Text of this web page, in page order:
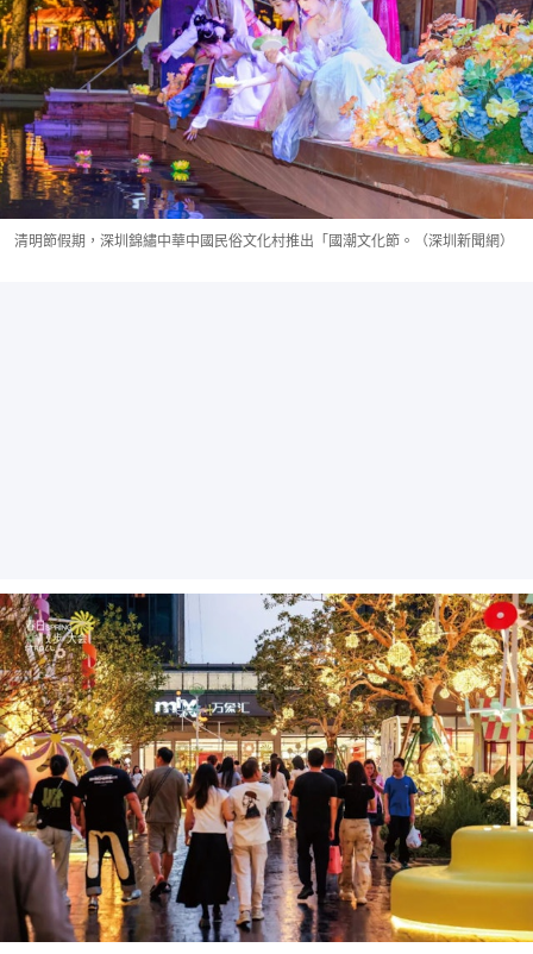
清明節假期，深圳錦繡中華中國民俗文化村推出「國潮文化節。（深圳新聞網）